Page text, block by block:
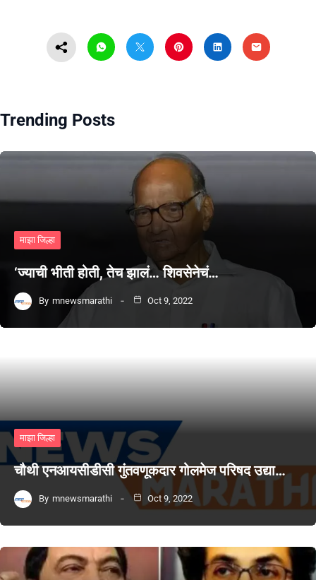
Trending Posts
माझा जिल्हा
‘ज्याची भीती होती, तेच झालं… शिवसेनेचं…
By mnewsmarathi Oct 9, 2022
माझा जिल्हा
चौथी एनआयसीडीसी गुंतवणूकदार गोलमेज परिषद उद्या…
By mnewsmarathi Oct 9, 2022